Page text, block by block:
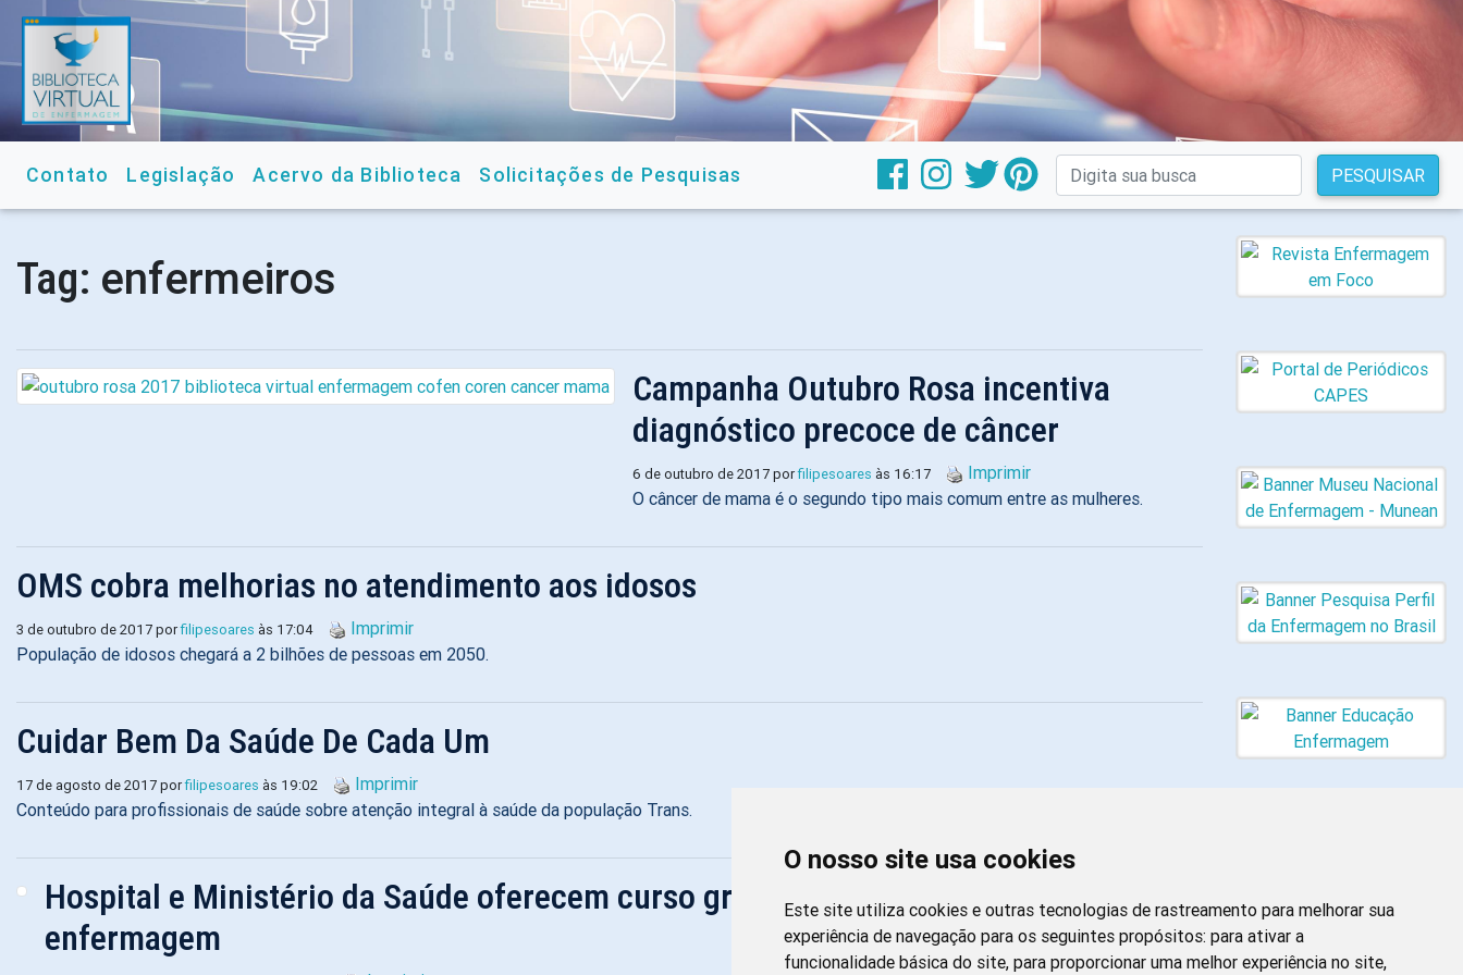
O nosso site usa cookies
Este site utiliza cookies e outras tecnologias de rastreamento para melhorar sua
experiência de navegação para os seguintes propósitos: para ativar a
funcionalidade básica do site, para proporcionar uma melhor experiência no site,
Contato Legislação Acervo da Biblioteca Solicitações de Pesquisas PESQUISAR
Tag: enfermeiros
Campanha Outubro Rosa incentiva
diagnóstico precoce de câncer
6 de outubro de 2017 porfilipesoares às 16:17
Imprimir
O câncer de mama é o segundo tipo mais comum entre as mulheres.
OMS cobra melhorias no atendimento aos idosos
3 de outubro de 2017 porfilipesoares às 17:04
Imprimir
População de idosos chegará a 2 bilhões de pessoas em 2050.
Cuidar Bem Da Saúde De Cada Um
17 de agosto de 2017 porfilipesoares às 19:02
Imprimir
Conteúdo para profissionais de saúde sobre atenção integral à saúde da população Trans.
Hospital e Ministério da Saúde oferecem curso gratuito para técnicos em
enfermagem
Newsletter da